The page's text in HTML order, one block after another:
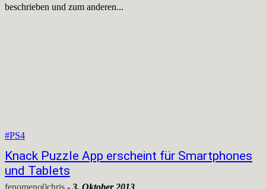
beschrieben und zum anderen...
#PS4
Knack Puzzle App erscheint für Smartphones
und Tablets
fenomeno0chris - 3. Oktober 2013